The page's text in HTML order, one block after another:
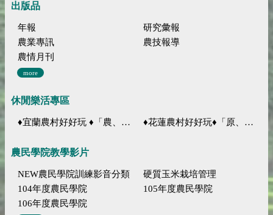
出版品
年報
研究彙報
農業專訊
農技報導
農情月刊
more
休閒樂活專區
♦宜蘭農村好好玩 ♦「農、藝、山、水」四條遊程推薦 ♦花蓮農村好好玩♦「原、生、慢、活」四條遊程推薦
農民學院教學影片
NEW農民學院訓練影音分類
硬質玉米栽培管理
104年度農民學院
105年度農民學院
106年度農民學院